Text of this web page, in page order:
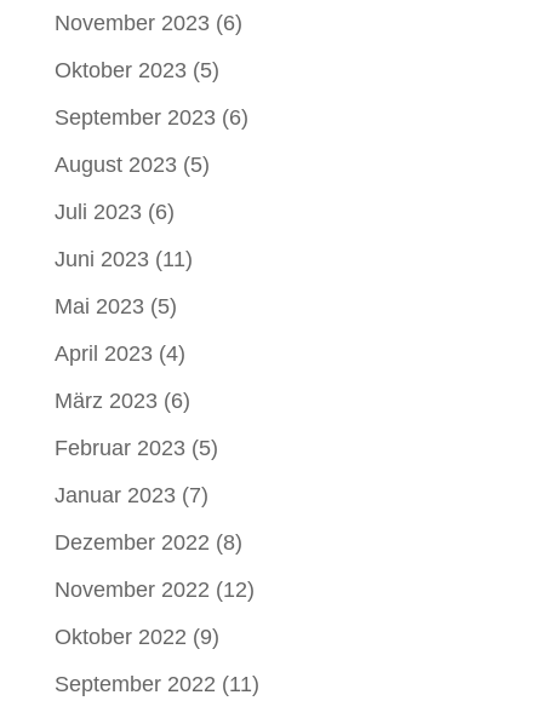
November 2023(6)
Oktober 2023(5)
September 2023(6)
August 2023(5)
Juli 2023(6)
Juni 2023(11)
Mai 2023(5)
April 2023(4)
März 2023(6)
Februar 2023(5)
Januar 2023(7)
Dezember 2022 (8)
November 2022 (12)
Oktober 2022 (9)
September 2022 (11)